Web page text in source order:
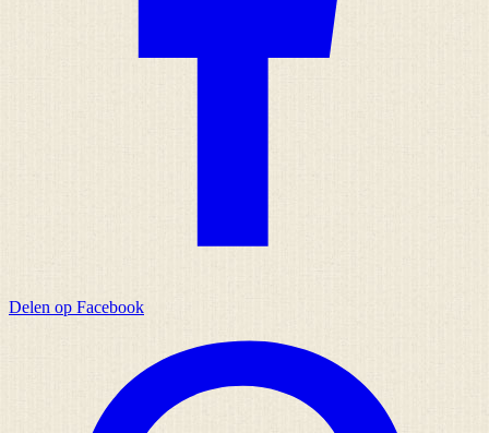
Delen op Facebook